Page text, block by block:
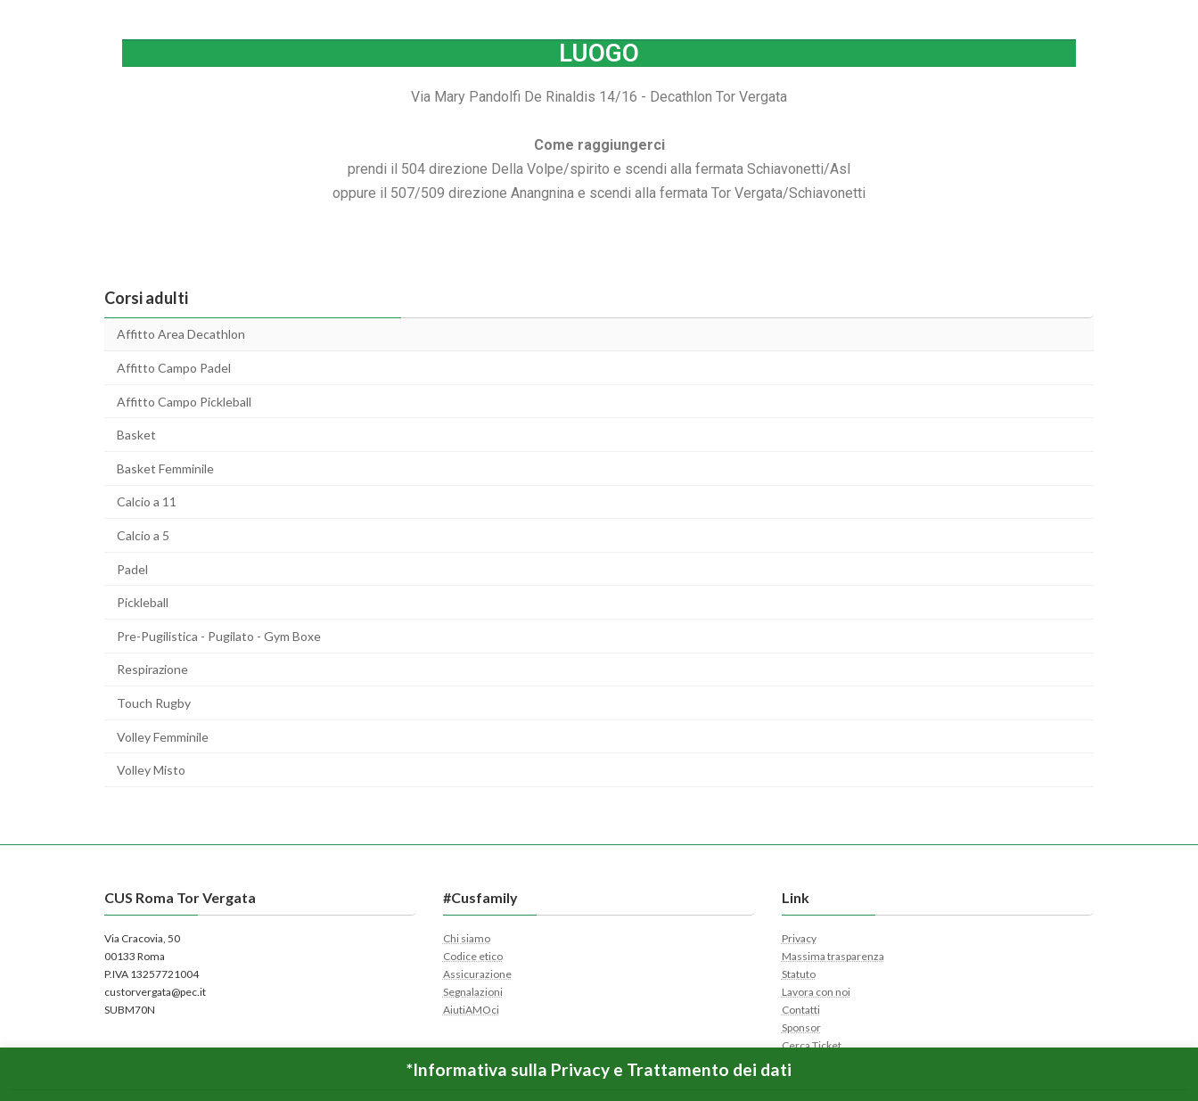
LUOGO
Via Mary Pandolfi De Rinaldis 14/16 - Decathlon Tor Vergata
Come raggiungerci
prendi il 504 direzione Della Volpe/spirito e scendi alla fermata Schiavonetti/Asl
oppure il 507/509 direzione Anangnina e scendi alla fermata Tor Vergata/Schiavonetti
Corsi adulti
Affitto Area Decathlon
Affitto Campo Padel
Affitto Campo Pickleball
Basket
Basket Femminile
Calcio a 11
Calcio a 5
Padel
Pickleball
Pre-Pugilistica - Pugilato - Gym Boxe
Respirazione
Touch Rugby
Volley Femminile
Volley Misto
CUS Roma Tor Vergata
Via Cracovia, 50
00133 Roma
P.IVA 13257721004
custorvergata@pec.it
SUBM70N
#Cusfamily
Chi siamo
Codice etico
Assicurazione
Segnalazioni
AiutiAMOci
Link
Privacy
Massima trasparenza
Statuto
Lavora con noi
Contatti
Sponsor
Cerca Ticket
Apri Ticket
*Informativa sulla Privacy e Trattamento dei dati